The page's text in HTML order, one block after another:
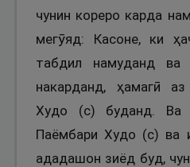
чунин кореро карда
мегӯяд: Касоне, ки
табдил намуданд ва
накарданд, ҳамагӣ
Худо (с) буданд. Ва
Паёмбари Худо (с) ва
ададашон зиёд буд,